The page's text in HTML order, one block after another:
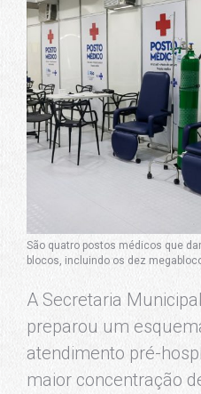
São quatro postos médicos que
blocos, incluindo os dez
A Secretaria
preparou um
atendimento pré-
maior concentração